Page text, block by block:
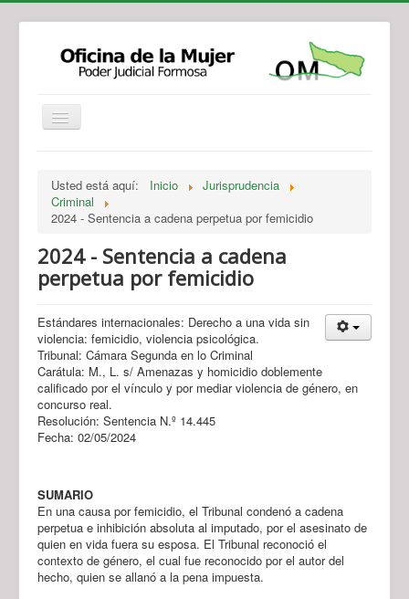
Legislación
Novedades
Recursos y Servicios de Atención
Contacto
Usted está aquí: Inicio
Jurisprudencia
Criminal
2024 - Sentencia a cadena perpetua por femicidio
2024 - Sentencia a cadena
perpetua por femicidio
Estándares internacionales: Derecho a una vida sin
violencia: femicidio, violencia psicológica.
Tribunal: Cámara Segunda en lo Criminal
Carátula: M., L. s/ Amenazas y homicidio doblemente
calificado por el vínculo y por mediar violencia de género, en
concurso real.
Resolución: Sentencia N.º 14.445
Fecha: 02/05/2024
SUMARIO
En una causa por femicidio, el Tribunal condenó a cadena
perpetua e inhibición absoluta al imputado, por el asesinato de
quien en vida fuera su esposa. El Tribunal reconoció el
contexto de género, el cual fue reconocido por el autor del
hecho, quien se allanó a la pena impuesta.